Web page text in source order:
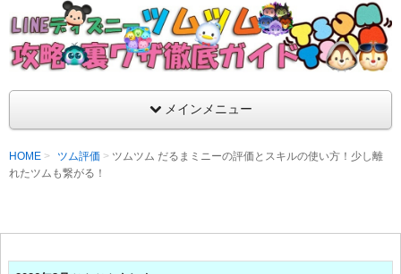
LINEディズニー ツムツム攻略・裏ワザ徹底
支持率No1！痒いところに手が届くツムツム攻略サイト！新ツ
ラ評価も丁寧に解説！ツムツムを120％楽しめるサイトを目指し
メインメニュー
HOME ツム評価
ツムツム だるまミニーの評価とスキルの使い方！少し離
れたツムも繋がる！